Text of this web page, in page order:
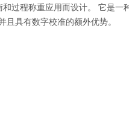
过程称重应用而设计。 它是
具有数字校准的额外优势。